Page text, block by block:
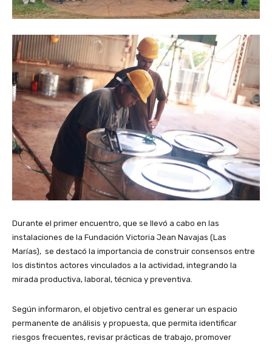
Durante el primer encuentro, que se llevó a cabo en las
instalaciones de la Fundación Victoria Jean Navajas (Las
Marías), se destacó la importancia de construir consensos entre
los distintos actores vinculados a la actividad, integrando la
mirada productiva, laboral, técnica y preventiva.
Según informaron, el objetivo central es generar un espacio
permanente de análisis y propuesta, que permita identificar
riesgos frecuentes, revisar prácticas de trabajo, promover